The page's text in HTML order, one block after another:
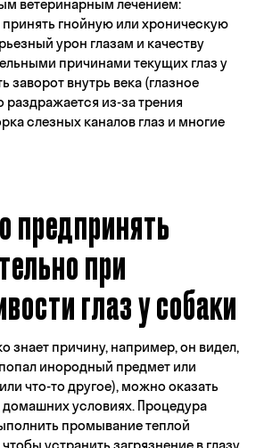
ветеринарным лечением:
гнойную или хроническую
урон глазам и качеству
причинами текущих глаз у
заворот внутрь века (глазное
раздражается из-за трения
слезных каналов глаз и многие
предпринять
при
глаз у собаки
знает причину, например, он видел,
попал инородный предмет или
что-то другое), можно оказать
условиях. Процедура
промывание теплой